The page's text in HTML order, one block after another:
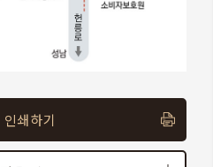
쇄하기